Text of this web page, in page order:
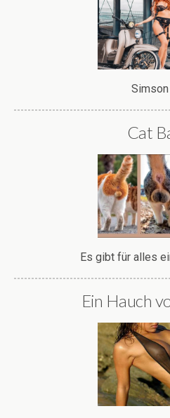
Simson
Cat
Es gibt für alles
Ein Hauch